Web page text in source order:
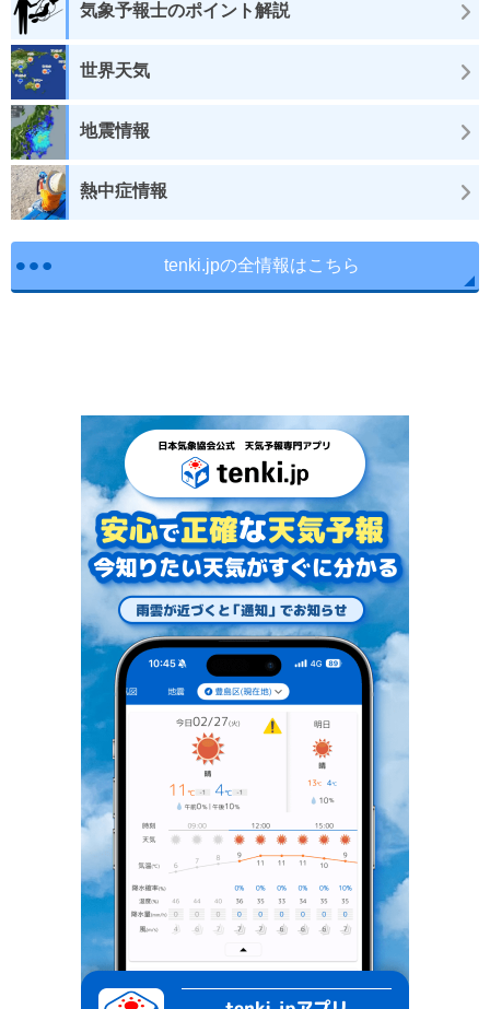
気象予報士のポイント解説
世界天気
地震情報
熱中症情報
tenki.jpの全情報はこちら